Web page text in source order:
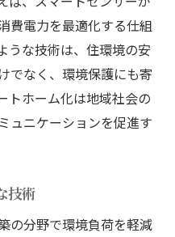
費電力を最適化する仕組
うな技術は、住環境の安
でなく、環境保護にも寄
トホーム化は地域社会の
ュニケーションを促進す
技術
の分野で環境負荷を軽減